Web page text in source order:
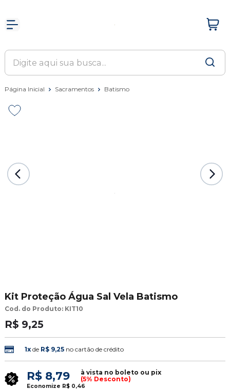
Página Inicial Sacramentos Batismo
Kit Proteção Água Sal Vela Batismo
Cod. do Produto: KIT10
R$ 9,25
1xde R$ 9,25 no cartão de crédito
R$ 8,79
à vista no boleto ou pix
(5% Desconto)
Economize R$ 0,46